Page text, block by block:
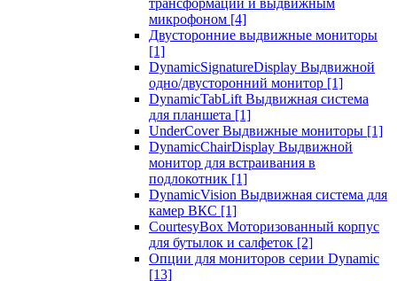
трансформации и выдвижным
микрофоном [4]
Двусторонние выдвижные мониторы
[1]
DynamicSignatureDisplay Выдвижной
одно/двусторонний монитор [1]
DynamicTabLift Выдвижная система
для планшета [1]
UnderCover Выдвижные мониторы [1]
DynamicChairDisplay Выдвижной
монитор для встраивания в
подлокотник [1]
DynamicVision Выдвижная система для
камер ВКС [1]
CourtesyBox Моторизованный корпус
для бутылок и салфеток [2]
Опции для мониторов серии Dynamic
[13]